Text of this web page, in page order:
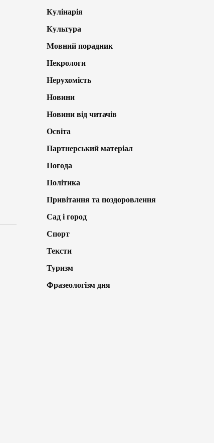
Кулінарія
Культура
Мовний порадник
Некрологи
Нерухомість
Новини
Новини від читачів
Освіта
Партнерський матеріал
Погода
Політика
Привітання та поздоровлення
Сад і город
Спорт
Тексти
Туризм
Фразеологізм дня